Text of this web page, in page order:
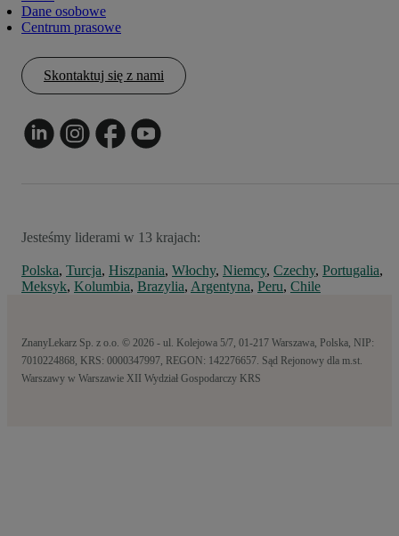
Dane osobowe
Centrum prasowe
Skontaktuj się z nami
Jesteśmy liderami w 13 krajach:
Polska, Turcja, Hiszpania, Włochy, Niemcy, Czechy, Portugalia,
Meksyk, Kolumbia, Brazylia, Argentyna, Peru, Chile
ZnanyLekarz Sp. z o.o. © 2026 - ul. Kolejowa 5/7, 01-217 Warszawa, Polska, NIP:
7010224868, KRS: 0000347997, REGON: 142276657. Sąd Rejonowy dla m.st.
Warszawy w Warszawie XII Wydział Gospodarczy KRS